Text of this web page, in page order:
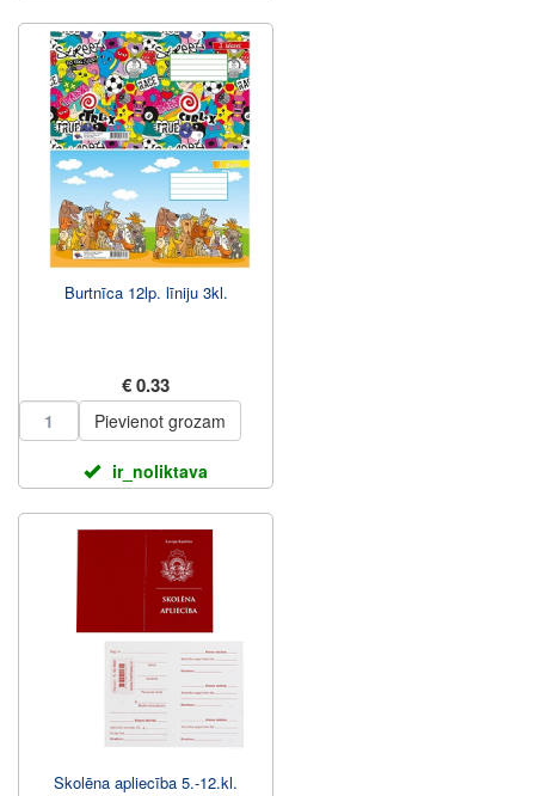
Burtnīca 12lp. līniju 3kl.
€ 0.33
Pievienot grozam
ir_noliktava
Skolēna apliecība 5.-12.kl.